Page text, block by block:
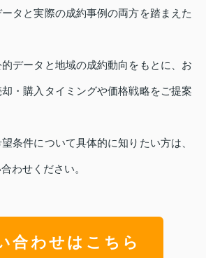
タと実際の成約事例の両方を踏まえた
データと地域の成約動向をもとに、お
・購入タイミングや価格戦略をご提案
条件について具体的に知りたい方は、
わせください。
合わせはこちら